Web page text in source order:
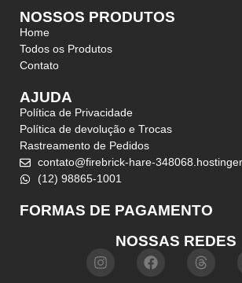
NOSSOS PRODUTOS
Home
Todos os Produtos
Contato
AJUDA
Política de Privacidade
Política de devolução e Trocas
Rastreamento de Pedidos
contato@firebrick-hare-
(12) 98865-1001
FORMAS DE PAGAMENTO
NOSSAS REDES